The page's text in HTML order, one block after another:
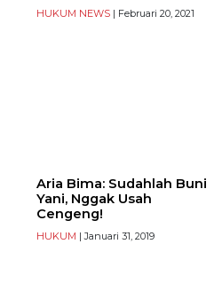
HUKUM NEWS | Februari 20, 2021
Aria Bima: Sudahlah Buni
Yani, Nggak Usah
Cengeng!
HUKUM | Januari 31, 2019